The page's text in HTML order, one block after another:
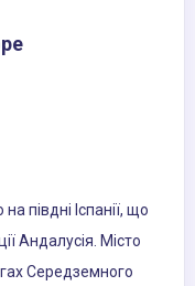
півдні Іспанії, що
Андалусія. Місто
Середземного